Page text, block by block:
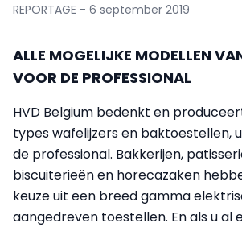
REPORTAGE - 6 september 2019
ALLE MOGELIJKE MODELLEN
VOOR DE PROFESSIONAL
HVD Belgium bedenkt en
types wafelijzers en baktoestellen,
de professional. Bakkerijen,
biscuiterieën en horecazaken
keuze uit een breed gamma
aangedreven toestellen. En als u al